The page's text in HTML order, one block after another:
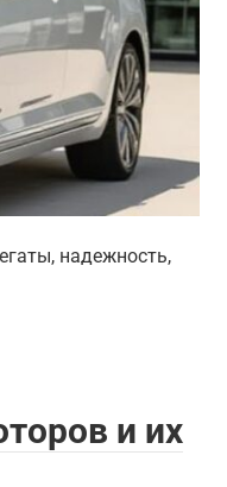
надежность,
и их